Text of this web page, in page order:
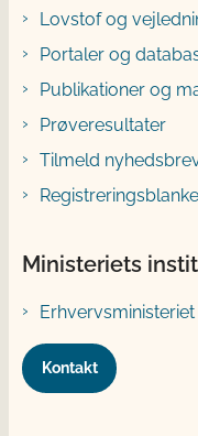
Lovstof og
Portaler og
Publikationer og
Prøveresultater
Tilmeld
Ministeriets
Erhvervsministeriet
Kontakt